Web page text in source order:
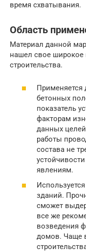
время схватывания.
Область
Материал данной
нашел свое широкое
строительства.
Применяется
бетонных
показатель
факторам
данных
работы
состава не
явлениям.
зданий.
сможет
все же
возведения
домов. Чаще